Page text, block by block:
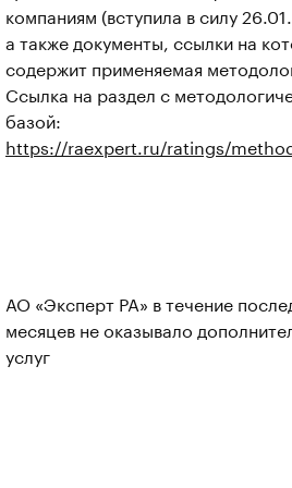
компаниям (вступила в силу
а также документы, ссылки на
содержит применяемая
Ссылка на раздел с
базой:
https://raexpert.ru/ratings/
АО «Эксперт РА» в течение
месяцев не оказывало
услуг